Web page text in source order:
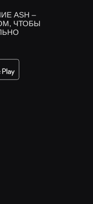
ASH –
ЧТОБЫ